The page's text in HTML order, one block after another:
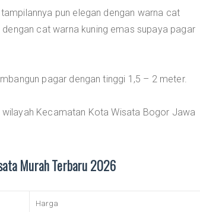
pun elegan dengan warna cat
cat warna kuning emas supaya pagar
pagar dengan tinggi 1,5 – 2 meter.
wilayah Kecamatan Kota Wisata Bogor Jawa
Murah Terbaru 2026
Harga